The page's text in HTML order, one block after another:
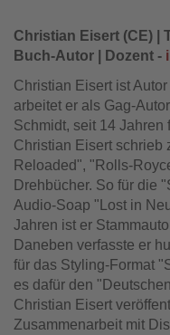
Christian Eisert (CE) |
Buch-Autor | Dozent -
Christian Eisert ist
arbeitet er als Gag-
Schmidt, seit 14 Jahren
Christian Eisert schrieb
Reloaded", "Rolls-
Drehbücher. So für die
Audio-Soap "Lost in
Jahren ist er
Daneben verfasste er
für das Styling-Format
es dafür den
Christian Eisert
Zusammenarbeit mit